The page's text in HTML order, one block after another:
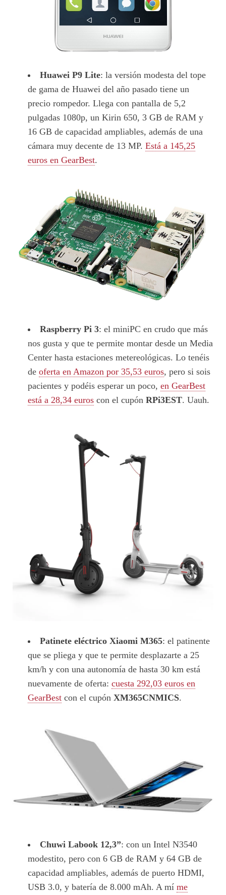
Huawei P9 Lite: la versión modesta del tope
de gama de Huawei del año pasado tiene un
precio rompedor. Llega con pantalla de 5,2
pulgadas 1080p, un Kirin 650, 3 GB de RAM y
16 GB de capacidad ampliables, además de una
cámara muy decente de 13 MP. Está a 145,25
euros en GearBest.
Raspberry Pi 3: el miniPC en crudo que más
nos gusta y que te permite montar desde un Media
Center hasta estaciones metereológicas. Lo tenéis
de oferta en Amazon por 35,53 euros, pero si sois
pacientes y podéis esperar un poco, en GearBest
está a 28,34 euros con el cupón RPi3EST. Uauh.
Patinete eléctrico Xiaomi M365: el patinente
que se pliega y que te permite desplazarte a 25
km/h y con una autonomía de hasta 30 km está
nuevamente de oferta: cuesta 292,03 euros en
GearBest con el cupón XM365CNMICS.
Chuwi Labook 12,3”: con un Intel N3540
modestito, pero con 6 GB de RAM y 64 GB de
capacidad ampliables, además de puerto HDMI,
USB 3.0, y batería de 8.000 mAh. A mí me